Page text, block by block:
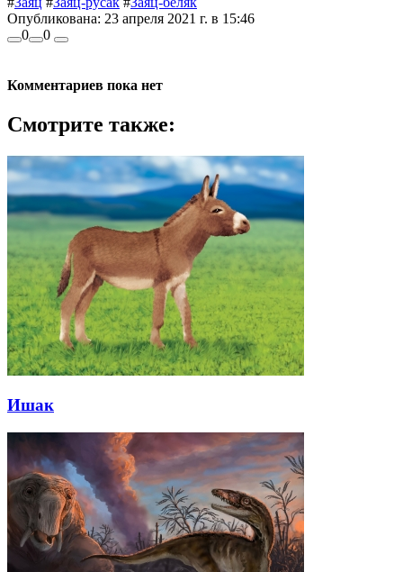
Опубликована: 23 апреля 2021 г. в 15:46
0
0
Комментариев пока нет
Смотрите также:
Ишак